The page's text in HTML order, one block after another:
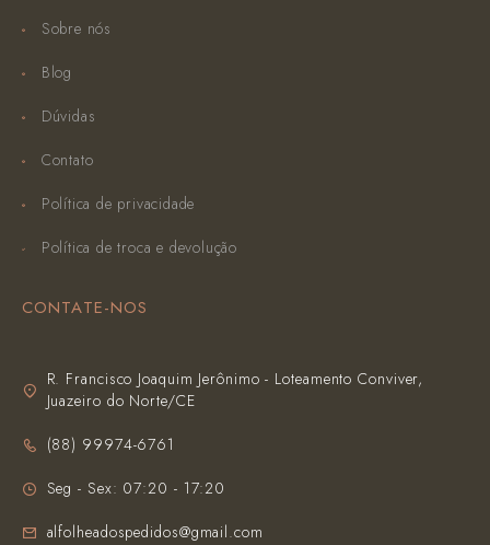
Sobre nós
Blog
Dúvidas
Contato
Política de privacidade
Política de troca e devolução
CONTATE-NOS
R. Francisco Joaquim Jerônimo - Loteamento Conviver,
Juazeiro do Norte/CE
(‪88) 99974-6761‬
Seg - Sex: 07:20 - 17:20
alfolheadospedidos@gmail.com